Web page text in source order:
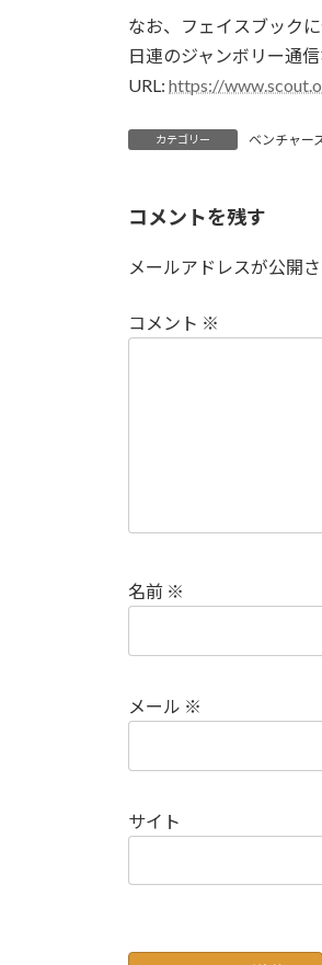
なお、フェイスブック
日連のジャンボリー通
URL: https://
カテゴリー ベンチャー
コメントを残す
メールアドレスが公開
コメント ※
名前 ※
メール ※
サイト